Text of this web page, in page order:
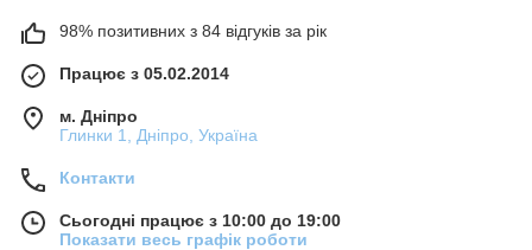
98% позитивних з 84 відгуків за рік
Працює з 05.02.2014
м. Дніпро
Глинки 1, Дніпро, Україна
Контакти
Сьогодні працює з 10:00 до 19:00
Показати весь графік роботи